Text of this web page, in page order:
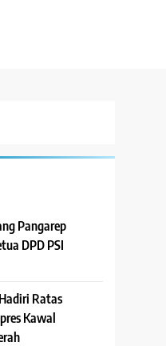
Pangarep
DPD PSI
Hadiri Ratas
Kawal